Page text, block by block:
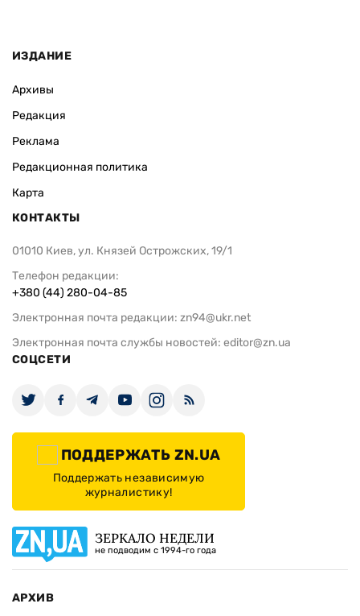
ИЗДАНИЕ
Архивы
Редакция
Реклама
Редакционная политика
Карта
КОНТАКТЫ
01010 Киев, ул. Князей Острожских, 19/1
Телефон редакции:
+380 (44) 280-04-85
Электронная почта редакции: zn94@ukr.net
Электронная почта службы новостей: editor@zn.ua
СОЦСЕТИ
ПОДДЕРЖАТЬ ZN.UA
Поддержать независимую
журналистику!
ЗЕРКАЛО НЕДЕЛИ
не подводим с 1994-го года
АРХИВ